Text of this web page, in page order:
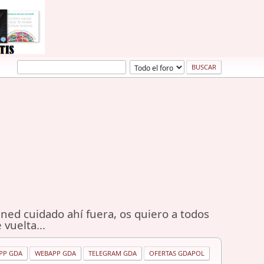
cuidado ahí fuera, os quiero a todos
vuelta...
GDA WEBAPP GDA TELEGRAM GDA OFERTAS GDAPOL